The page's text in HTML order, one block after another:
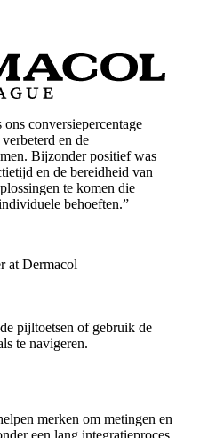
conversiepercentage
en de
Bijzonder positief was
en de bereidheid van
te komen die
behoeften.”
at Dermacol
pijltoetsen of gebruik de
te navigeren.
merken om metingen en
een lang integratieproces.